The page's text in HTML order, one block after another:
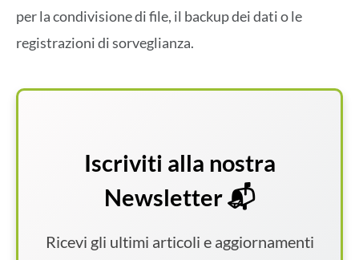
per la condivisione di file, il backup dei dati o le
registrazioni di sorveglianza.
Iscriviti alla nostra
Newsletter 📬
Ricevi gli ultimi articoli e aggiornamenti